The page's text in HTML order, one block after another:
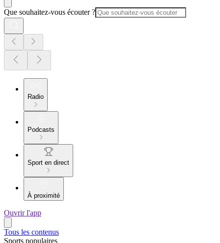
Que souhaitez-vous écouter ?
Radio
Podcasts
Sport en direct
À proximité
Ouvrir l'app
Tous les contenus
Sports populaires